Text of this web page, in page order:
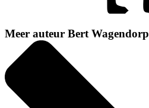
Meer auteur Bert Wagendorp